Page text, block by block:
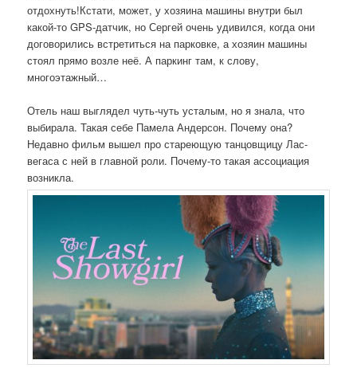
отдохнуть!Кстати, может, у хозяина машины внутри был
какой-то GPS-датчик, но Сергей очень удивился, когда они
договорились встретиться на парковке, а хозяин машины
стоял прямо возле неё. А паркинг там, к слову,
многоэтажный…
Отель наш выглядел чуть-чуть усталым, но я знала, что
выбирала. Такая себе Памела Андерсон. Почему она?
Недавно фильм вышел про стареющую танцовщицу Лас-
вегаса с ней в главной роли. Почему-то такая ассоциация
возникла.